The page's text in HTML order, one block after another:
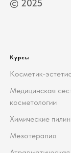
© 2025
Курсы
Косметик-
Медицинская
косметологии
Химические
Мезотерапия